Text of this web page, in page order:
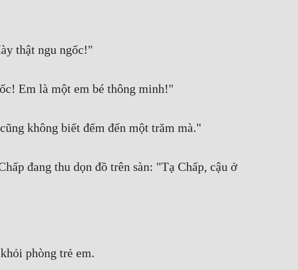
thật ngu ngốc!"
Em là một em bé thông minh!"
không biết đếm đến một trăm mà."
đang thu dọn đồ trên sàn: "Tạ Chấp, cậu ở
phòng trẻ em.